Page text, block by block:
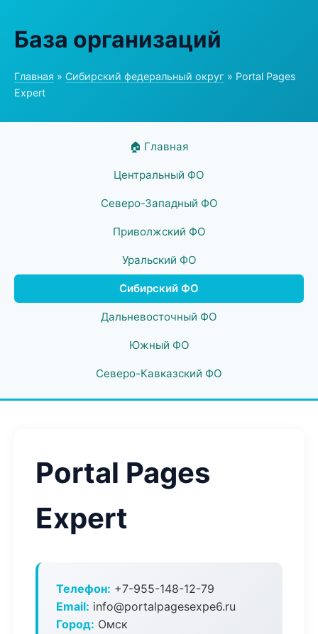
База организаций
Главная » Сибирский федеральный округ » Portal Pages
Expert
🏠 Главная
Центральный ФО
Северо-Западный ФО
Приволжский ФО
Уральский ФО
Сибирский ФО
Дальневосточный ФО
Южный ФО
Северо-Кавказский ФО
Portal Pages
Expert
Телефон: +7-955-148-12-79
Email: info@portalpagesexpe6.ru
Город: Омск